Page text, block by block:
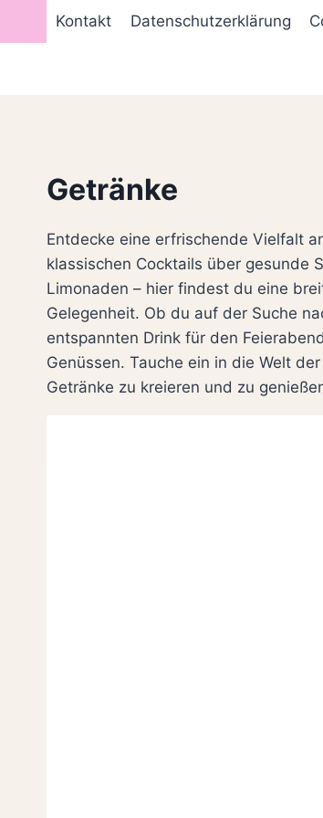
Kontakt Datenschutzerklärung
Getränke
Entdecke eine erfrischende Vielfalt
klassischen Cocktails über gesunde
Limonaden – hier findest du eine
Gelegenheit. Ob du auf der Suche
entspannten Drink für den
Genüssen. Tauche ein in die Welt
Getränke zu kreieren und zu